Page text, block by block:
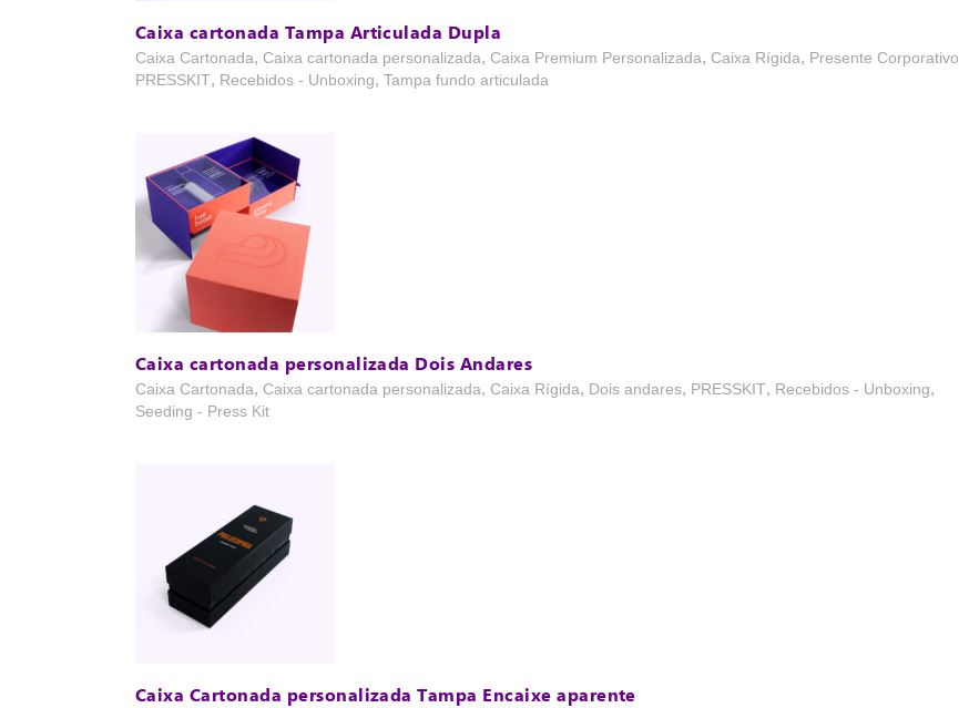
Caixa cartonada Tampa Articulada Dupla
Caixa Cartonada, Caixa cartonada personalizada, Caixa Premium Personalizada, Caixa Rígida, Presente Corporativo
PRESSKIT, Recebidos - Unboxing, Tampa fundo articulada
Caixa cartonada personalizada Dois Andares
Caixa Cartonada, Caixa cartonada personalizada, Caixa Rígida, Dois andares, PRESSKIT, Recebidos - Unboxing,
Seeding - Press Kit
Caixa Cartonada personalizada Tampa Encaixe aparente